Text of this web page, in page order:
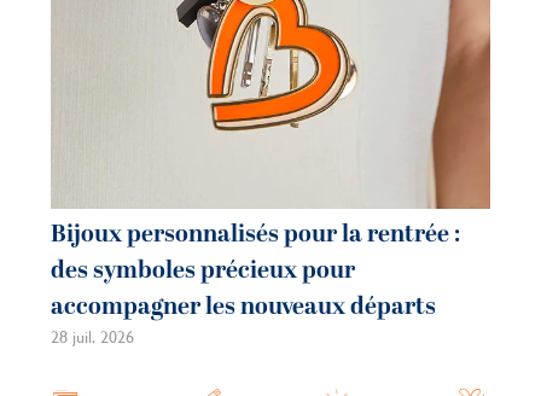
Bijoux personnalisés pour la rentrée :
des symboles précieux pour
accompagner les nouveaux départs
28 juil. 2026